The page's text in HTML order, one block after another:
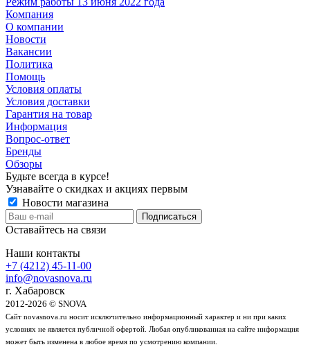
Компания
О компании
Новости
Вакансии
Политика
Помощь
Условия оплаты
Условия доставки
Гарантия на товар
Информация
Вопрос-ответ
Бренды
Обзоры
Будьте всегда в курсе!
Узнавайте о скидках и акциях первым
Новости магазина
Оставайтесь на связи
Наши контакты
+7 (4212) 45-11-00
info@novasnova.ru
г. Хабаровск
2012-2026 © SNOVA
Сайт novasnova.ru носит исключительно информационный характер и ни при каких
условиях не является публичной офертой. Любая опубликованная на сайте информация
может быть изменена в любое время по усмотрению компании.